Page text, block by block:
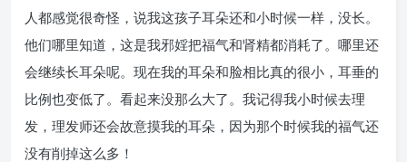
人都感觉很奇怪，说我这孩子耳朵还和小时候一样，没长。
他们哪里知道，这是我邪婬把福气和肾精都消耗了。哪里还
会继续长耳朵呢。现在我的耳朵和脸相比真的很小，耳垂的
比例也变低了。看起来没那么大了。我记得我小时候去理
发，理发师还会故意摸我的耳朵，因为那个时候我的福气还
没有削掉这么多！